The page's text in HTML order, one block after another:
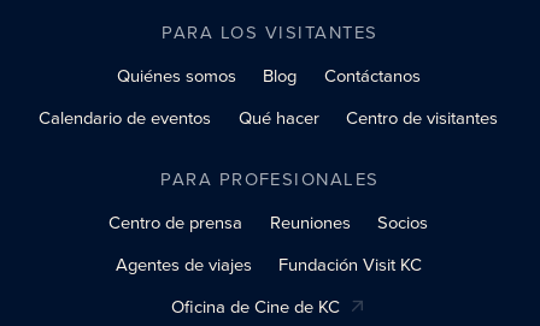
PARA LOS VISITANTES
Quiénes somos
Blog
Contáctanos
Calendario de eventos
Qué hacer Centro de visitantes
PARA PROFESIONALES
Centro de prensa
Reuniones
Socios
Agentes de viajes
Fundación Visit KC
Oficina de Cine de KC